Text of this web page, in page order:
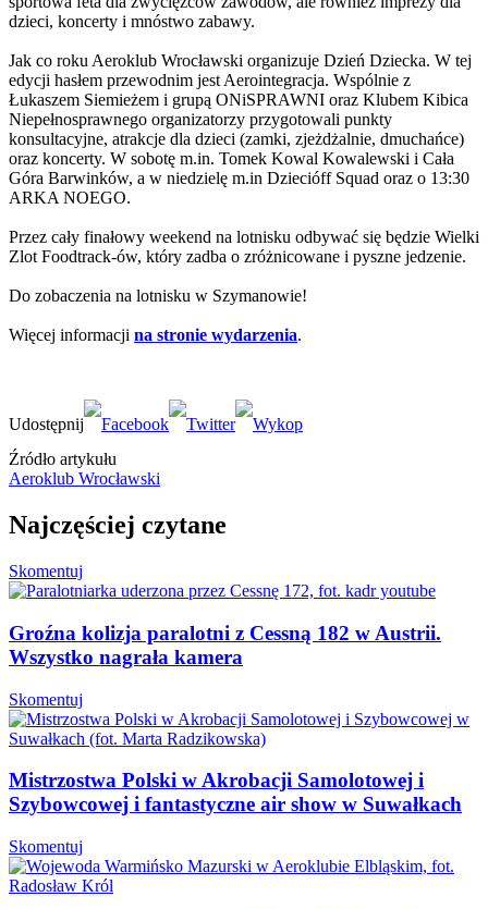
dzieci, koncerty i mnóstwo zabawy.
Jak co roku Aeroklub Wrocławski organizuje Dzień Dziecka. W tej
edycji hasłem przewodnim jest Aerointegracja. Wspólnie z
Łukaszem Siemieżem i grupą ONiSPRAWNI oraz Klubem Kibica
Niepełnosprawnego organizatorzy przygotowali punkty
konsultacyjne, atrakcje dla dzieci (zamki, zjeżdżalnie, dmuchańce)
oraz koncerty. W sobotę m.in. Tomek Kowal Kowalewski i Cała
Góra Barwinków, a w niedzielę m.in Dziecióff Squad oraz o 13:30
ARKA NOEGO.
Przez cały finałowy weekend na lotnisku odbywać się będzie Wielki
Zlot Foodtrack-ów, który zadba o zróżnicowane i pyszne jedzenie.
Do zobaczenia na lotnisku w Szymanowie!
Więcej informacji na stronie wydarzenia.
Źródło artykułu
Aeroklub Wrocławski
Najczęściej czytane
Skomentuj
Groźna kolizja paralotni z Cessną 182 w Austrii.
Wszystko nagrała kamera
Skomentuj
Mistrzostwa Polski w Akrobacji Samolotowej i
Szybowcowej i fantastyczne air show w Suwałkach
Skomentuj